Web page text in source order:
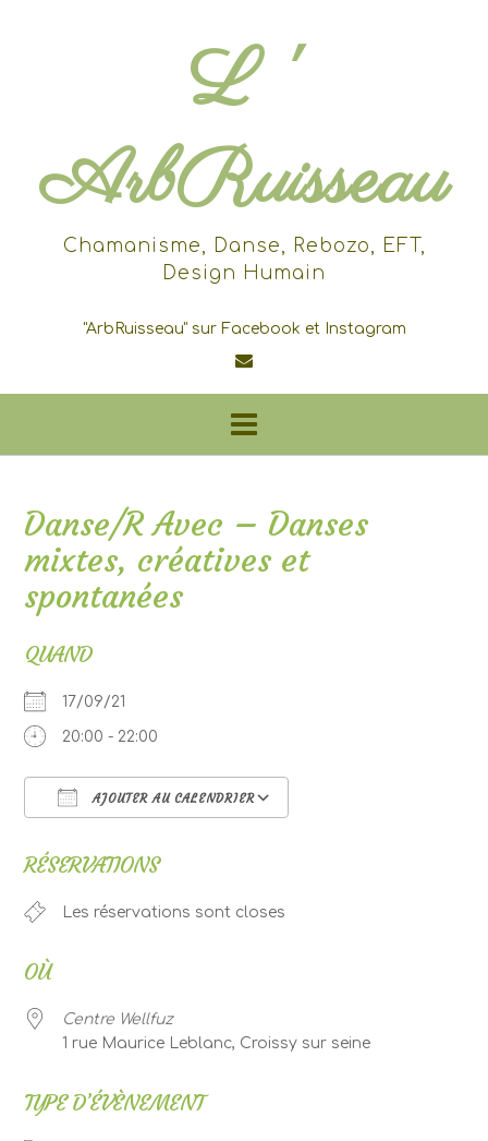
L '
ArbRuisseau
Chamanisme, Danse, Rebozo, EFT,
Design Humain
"ArbRuisseau" sur Facebook et Instagram
Danse/R Avec – Danses
mixtes, créatives et
spontanées
QUAND
17/09/21
20:00 - 22:00
AJOUTER AU CALENDRIER
RÉSERVATIONS
Les réservations sont closes
OÙ
Centre Wellfuz
1 rue Maurice Leblanc, Croissy sur seine
TYPE D’ÉVÈNEMENT